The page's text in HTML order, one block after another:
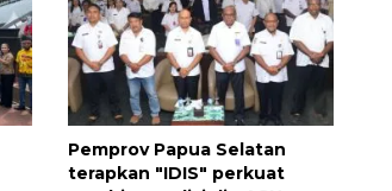
Pemprov Papua Selatan
terapkan "IDIS" perkuat